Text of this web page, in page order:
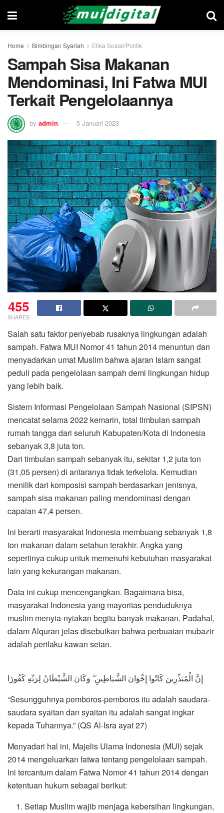
Home Bimbingan Syariah Etika Sosial/Politik
Sampah Sisa Makanan
Mendominasi, Ini Fatwa MUI
Terkait Pengelolaannya
by admin 5 Januari 2023
455
SHARES
Salah satu faktor penyebab rusaknya lingkungan adalah
sampah. Fatwa MUI Nomor 41 tahun 2014 menuntun dan
menyadarkan umat Muslim bahwa ajaran Islam sangat
peduli pada pengelolaan sampah demi lingkungan hidup
yang lebih baik.
Sistem Informasi Pengelolaan Sampah Nasional (SIPSN)
mencatat selama 2022 kemarin, total timbulan sampah
rumah tangga dari seluruh Kabupaten/Kota di Indonesia
sebanyak 3,8 juta ton.
Dari timbulan sampah sebanyak itu, sekitar 1,2 juta ton
(31,05 persen) di antaranya tidak terkelola. Kemudian
menilik dari komposisi sampah berdasarkan jenisnya,
sampah sisa makanan paling mendominasi dengan
capaian 47,4 persen.
Ini berarti masyarakat Indonesia membuang sebanyak 1,8
ton makanan dalam setahun terakhir. Angka yang
sepertinya cukup untuk memenuhi kebutuhan masyarakat
lain yang kekurangan makanan.
Data ini cukup mencengangkan. Bagaimana bisa,
masyarakat Indonesia yang mayoritas penduduknya
muslim menyia-nyiakan begitu banyak makanan. Padahal,
dalam Alquran jelas disebutkan bahwa perbuatan mubazir
adalah perilaku kawan setan.
إِنَّ الْمُبَذِّرِينَ كَانُوا إِخْوَانَ الشَّيَاطِينِ ۖ وَكَانَ الشَّيْطَانُ لِرَبِّهِ كَفُورًا
“Sesungguhnya pemboros-pemboros itu adalah saudara-
saudara syaitan dan syaitan itu adalah sangat ingkar
kepada Tuhannya.” (QS Al-Isra ayat 27)
Menyadari hal ini, Majelis Ulama Indonesia (MUI) sejak
2014 mengeluarkan fatwa tentang pengelolaan sampah.
Ini tercantum dalam Fatwa Nomor 41 tahun 2014 dengan
ketentuan hukum sebagai berikut:
Setiap Muslim wajib menjaga kebersihan lingkungan,